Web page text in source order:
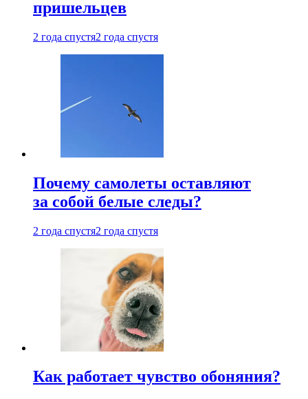
пришельцев
2 года спустя2 года спустя
Почему самолеты оставляют
за собой белые следы?
2 года спустя2 года спустя
Как работает чувство обоняния?